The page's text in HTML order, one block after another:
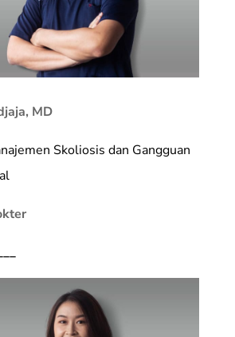
MD
Skoliosis dan Gangguan